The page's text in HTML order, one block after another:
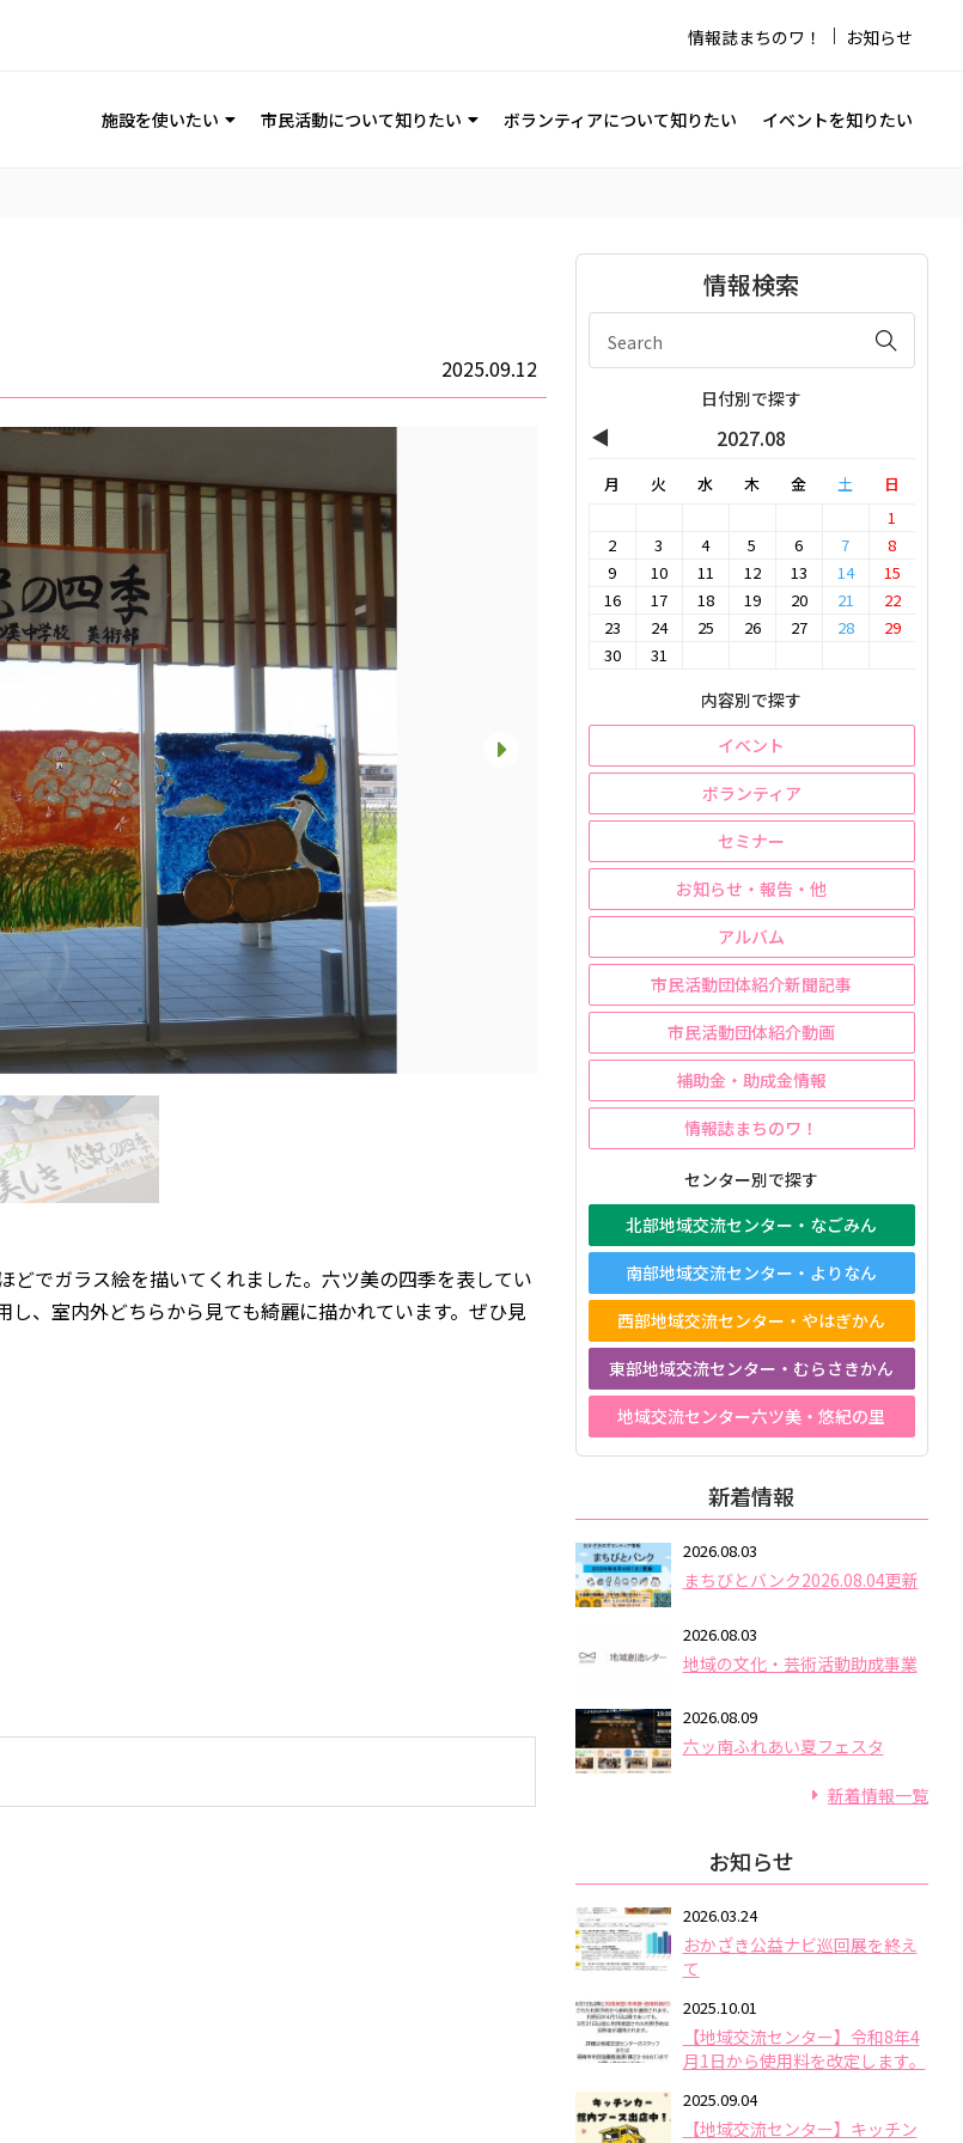
情報誌まちのワ！ お知らせ
施設を使いたい 市民活動について知りたい ボランティアについて知りたい イベントを知りたい
2025.09.12
どでガラス絵を描いてくれました。六ツ美の四季を表してい
し、室内外どちらから見ても綺麗に描かれています。ぜひ見
情報検索
日付別で探す
◀ 2027.08
月 火 水 木 金 土
日
1
2
3 4 5 6 7
8
9
10 11 12 13 14
15
16
17 18 19 20 21
22
23
24 25 26 27 28
29
30
31
内容別で探す
イベント
ボランティア
セミナー
お知らせ・報告・他
アルバム
市民活動団体紹介新聞記事
市民活動団体紹介動画
補助金・助成金情報
情報誌まちのワ！
センター別で探す
北部地域交流センター・なごみん
南部地域交流センター・よりなん
西部地域交流センター・やはぎかん
東部地域交流センター・むらさきかん
地域交流センター六ツ美・悠紀の里
新着情報
2026.08.03
まちびとバンク2026.08.04更新
2026.08.03
地域の文化・芸術活動助成事業
2026.08.09
六ッ南ふれあい夏フェスタ
新着情報一覧
お知らせ
2026.03.24
おかざき公益ナビ巡回展を終え
て
2025.10.01
【地域交流センター】令和8年4
月1日から使用料を改定します。
2025.09.04
【地域交流センター】キッチン